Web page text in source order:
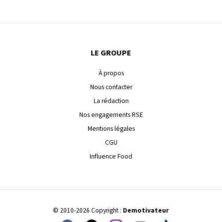
LE GROUPE
À propos
Nous contacter
La rédaction
Nos engagements RSE
Mentions légales
CGU
Influence Food
© 2010-2026 Copyright : Demotivateur